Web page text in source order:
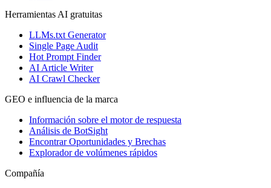
Herramientas AI gratuitas
LLMs.txt Generator
Single Page Audit
Hot Prompt Finder
AI Article Writer
AI Crawl Checker
GEO e influencia de la marca
Información sobre el motor de respuesta
Análisis de BotSight
Encontrar Oportunidades y Brechas
Explorador de volúmenes rápidos
Compañía